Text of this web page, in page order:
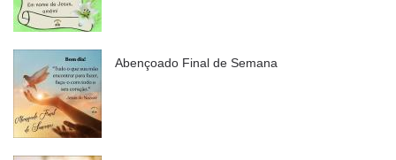
Abençoado Final de Semana